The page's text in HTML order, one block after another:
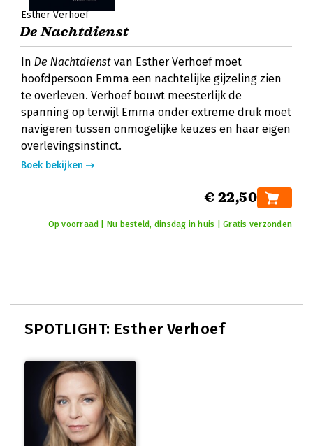
Esther Verhoef
De Nachtdienst
In De Nachtdienst van Esther Verhoef moet
hoofdpersoon Emma een nachtelijke gijzeling zien
te overleven. Verhoef bouwt meesterlijk de
spanning op terwijl Emma onder extreme druk moet
navigeren tussen onmogelijke keuzes en haar eigen
overlevingsinstinct.
Boek bekijken
€ 22,50
Op voorraad | Nu besteld, dinsdag in huis | Gratis verzonden
SPOTLIGHT: Esther Verhoef